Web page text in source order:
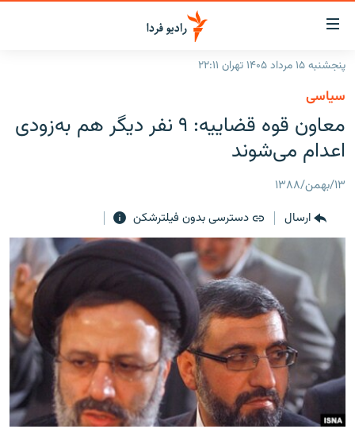
لینک‌های
قابلیت
دسترسی
بازگشت
منوی
اصلی
رفتن
صفحه
جستجو
ایران
جهان
برنامه‌های رادیویی
پادکست
چندرسانه‌ای
گزارش‌های تصویری
گزارش‌های ویدئویی
English
به ما بپیوندید
پنجشنبه ۱۵ مرداد ۱۴۰۵ تهران ۲۲:۱۱
سیاسی
معاون قوه قضاییه: ۹ نفر دیگر هم به‌زودی
اعدام می‌شوند
۱۳/بهمن/۱۳۸۸
ارسال
دسترسی بدون فیلترشکن